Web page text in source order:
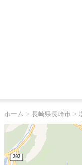
ホーム > 長崎県長崎市>